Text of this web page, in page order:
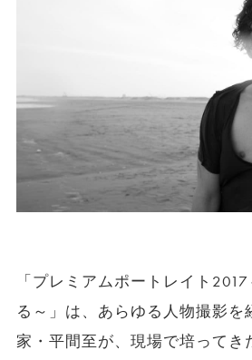
「プレミアムポートレイト
る～」は、あらゆる人物撮影を
家・平間至が、現場で培ってき